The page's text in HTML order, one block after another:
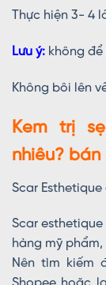
Thực hiện 3- 4
Lưu ý: không
Không bôi lên
Kem trị
nhiêu? bán
Scar
Scar
hàng mỹ
Nên tìm kiếm